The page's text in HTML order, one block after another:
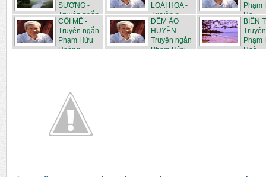
SƯƠNG -
Truyện ngắn
Ph...
LOÀI HOA -
Truyện n...
Phạm
Ho...
CÕI MÊ -
Truyện ngắn
Phạm Hữu
Hoàng
ĐÊM ẢO
HUYỀN -
Truyện ngắn
Phạm Hữu...
BIỂN
Phạm
Hoà...